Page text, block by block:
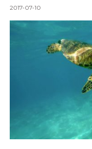
2017-07-10